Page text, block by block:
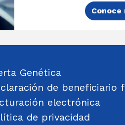
Genética
de beneficiario
electrónica
de privacidad